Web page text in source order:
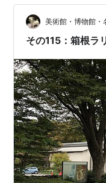
館６階 催事場での
購入品 会期全体を
美術館・博物館・
その115：箱根ラ